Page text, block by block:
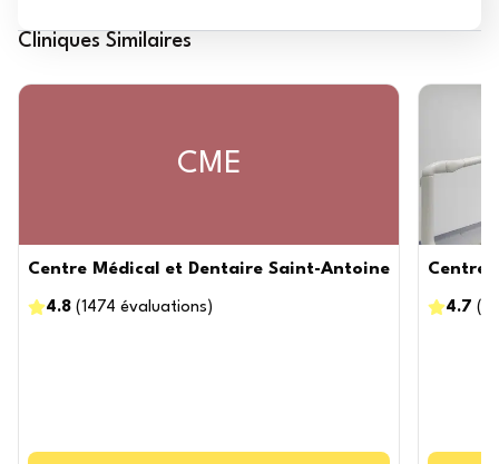
Cliniques Similaires
CME
Centre Médical et Dentaire Saint-Antoine
4.8 (1474 évaluations )
Centre
4.7 (